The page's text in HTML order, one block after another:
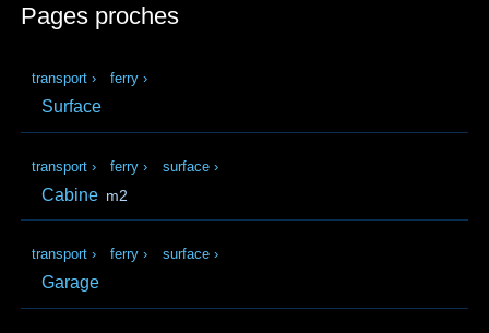
Pages proches
transport › ferry ›
Surface
transport › ferry › surface ›
Cabine m2
transport › ferry › surface ›
Garage